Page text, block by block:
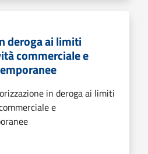
deroga ai limiti
commerciale e
in deroga ai limiti
e